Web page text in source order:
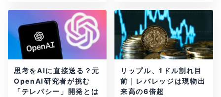
思考をAIに直接送る？元
OpenAI研究者が挑む
「テレパシー」開発とは
リップル、1ドル割れ目
前｜レバレッジは現物出
来高の6倍超